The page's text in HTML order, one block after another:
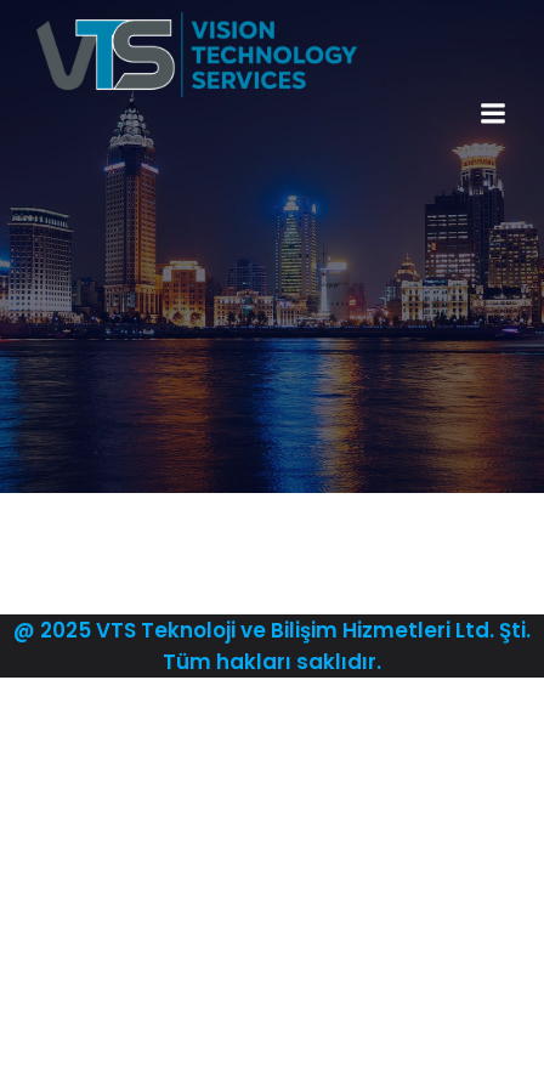
@ 2025 VTS Teknoloji ve Bilişim Hizmetleri Ltd. Şti.
Tüm hakları saklıdır.